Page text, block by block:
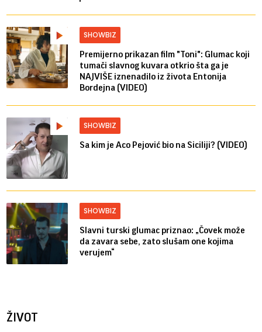
SHOWBIZ
Premijerno prikazan film "Toni": Glumac koji
tumači slavnog kuvara otkrio šta ga je
NAJVIŠE iznenadilo iz života Entonija
Bordejna (VIDEO)
SHOWBIZ
Sa kim je Aco Pejović bio na Siciliji? (VIDEO)
SHOWBIZ
Slavni turski glumac priznao: „Čovek može
da zavara sebe, zato slušam one kojima
verujem“
ŽIVOT